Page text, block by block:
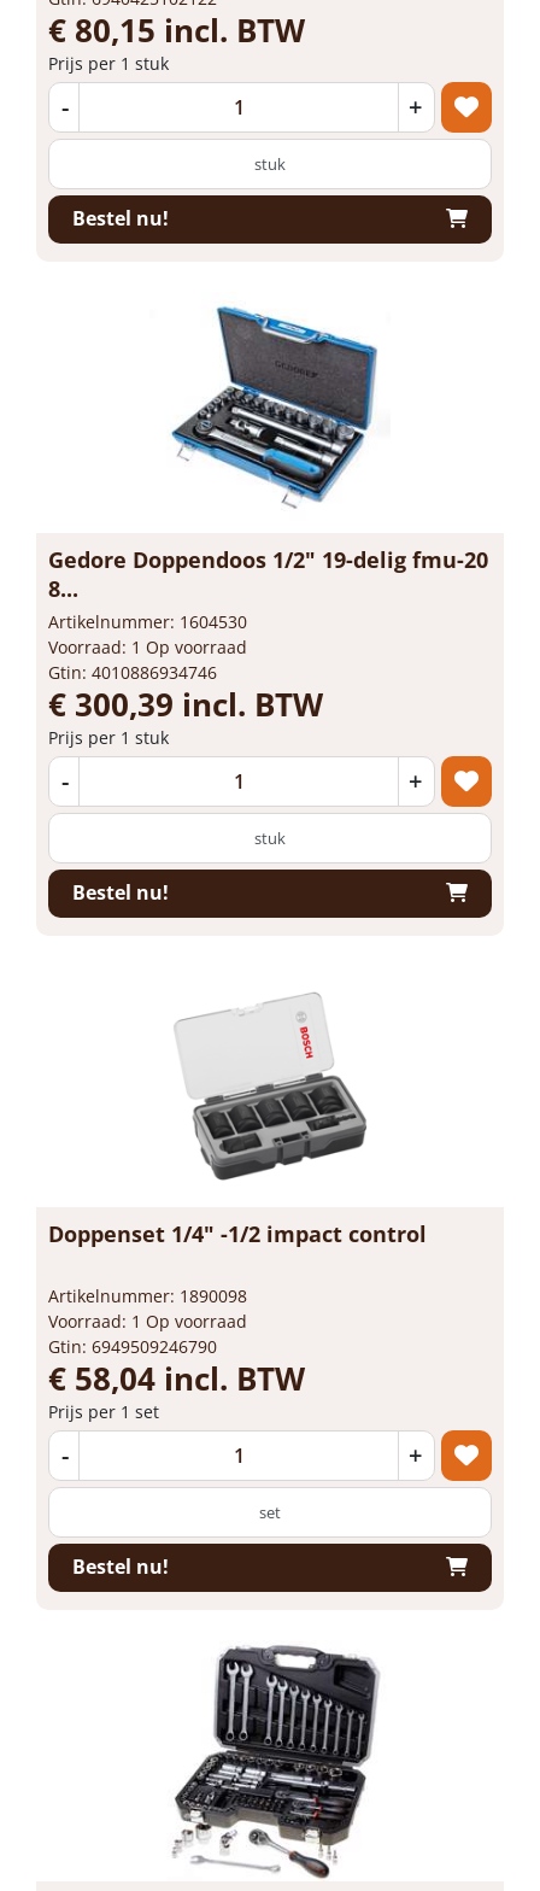
€ 80,15 incl. BTW
Prijs per 1 stuk
- +
stuk
Bestel nu!
Gedore Doppendoos 1/2" 19-delig fmu-20
8...
Artikelnummer: 1604530
Voorraad: 1 Op voorraad
Gtin: 4010886934746
€ 300,39 incl. BTW
Prijs per 1 stuk
- +
stuk
Bestel nu!
Doppenset 1/4" -1/2 impact control
Artikelnummer: 1890098
Voorraad: 1 Op voorraad
Gtin: 6949509246790
€ 58,04 incl. BTW
Prijs per 1 set
- +
set
Bestel nu!